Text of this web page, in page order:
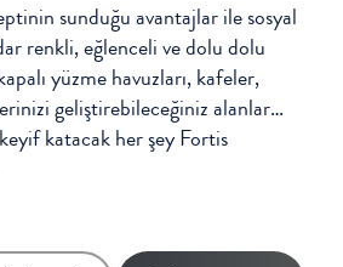
sunduğu avantajlar ile sosyal
renkli, eğlenceli ve dolu dolu
yüzme havuzları, kafeler,
geliştirebileceğiniz alanlar…
keyif katacak her şey Fortis